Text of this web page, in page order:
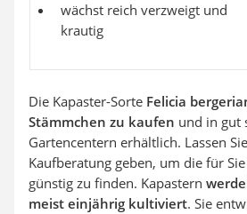
wächst reich verzweigt und
krautig
Die Kapaster-Sorte Felicia
Stämmchen zu kaufen und in gut
Gartencentern erhältlich. Lassen
Kaufberatung geben, um die für
günstig zu finden. Kapastern
meist einjährig kultiviert. Sie